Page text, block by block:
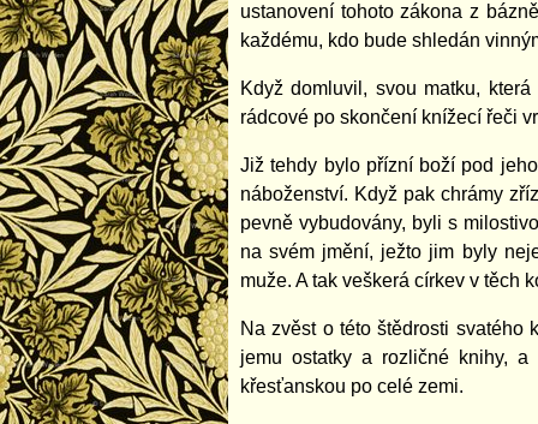
ustanovení tohoto zákona z
každému, kdo bude shledán
Když domluvil, svou matku,
rádcové po skončení knížecí řeči
Již tehdy bylo přízní boží pod
náboženství. Když pak chrámy
pevně vybudovány, byli s
na svém jmění, ježto jim byly
muže. A tak veškerá církev v těch
Na zvěst o této štědrosti
jemu ostatky a rozličné knihy,
křesťanskou po celé zemi.